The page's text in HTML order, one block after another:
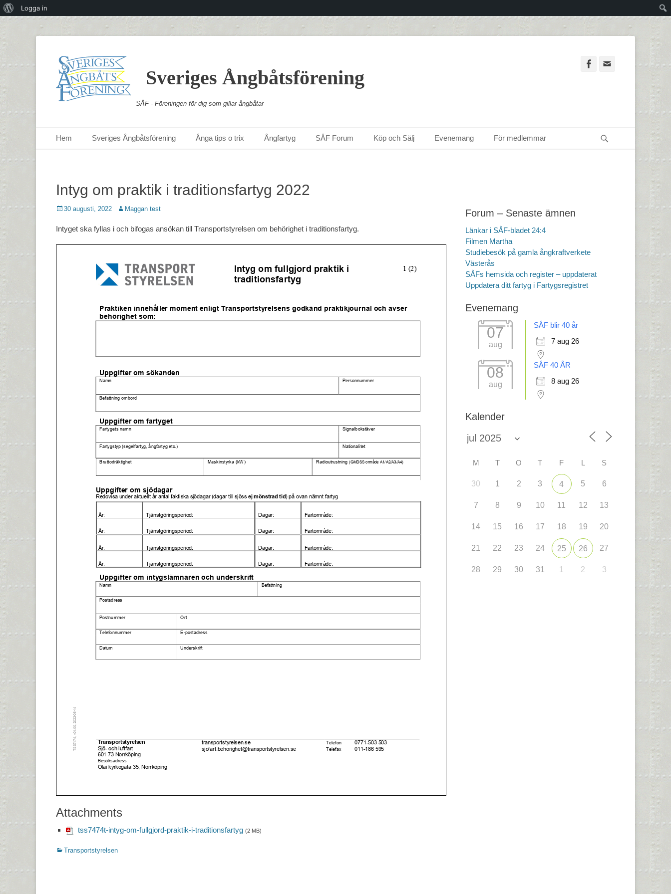
Sveriges Ångbåtsförening
SÅF - Föreningen för dig som gillar ångbåtar
Facebook
Primär meny
Hem Sveriges Ångbåtsförening Ånga tips o trix Ångfartyg SÅF Forum Köp och Sälj Evenemang För medlemmar
Intyg om praktik i traditionsfartyg 2022
Postades
30 augusti, 2022 Författare
Maggan test
Intyget ska fyllas i och bifogas ansökan till Transportstyrelsen om behörighet i traditionsfartyg.
Attachments
tss7474t-intyg-om-fullgjord-praktik-i-traditionsfartyg (2 MB)
Kategorier
Transportstyrelsen
Forum – Senaste ämnen
Länkar i SÅF-bladet 24:4
Filmen Martha
Studiebesök på gamla ångkraftverkete
Västerås
SÅFs hemsida och register – uppdaterat
Uppdatera ditt fartyg i Fartygsregistret
Evenemang
07
aug
SÅF blir 40 år
7 aug 26
08
aug
SÅF 40 ÅR
8 aug 26
Kalender
M T O T F L S
30 1 2 3 4 5 6
7 8 9 10 11 12 13
14 15 16 17 18 19 20
21 22 23 24 25 26 27
28 29 30 31 1 2 3
OmLogga in